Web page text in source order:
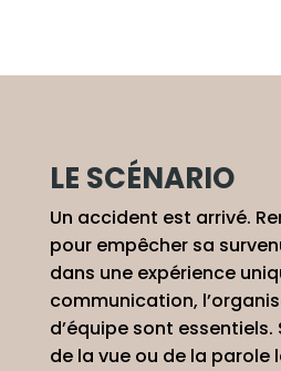
LE SCÉNARIO
Un accident est arrivé.
pour empêcher sa
dans une expérience
communication,
d’équipe sont essentiels.
de la vue ou de la parole